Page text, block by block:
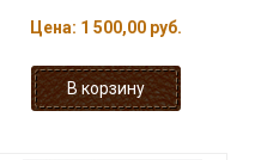
Цена: 1 500,00 руб.